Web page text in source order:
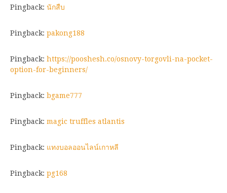
Pingback: นักสืบ
Pingback: pakong188
Pingback: https://pooshesh.co/osnovy-torgovli-na-pocket-
option-for-beginners/
Pingback: bgame777
Pingback: magic truffles atlantis
Pingback: แทงบอลออนไลน์เกาหลี
Pingback: pg168